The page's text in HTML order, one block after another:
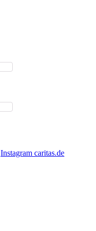
Instagram caritas.de